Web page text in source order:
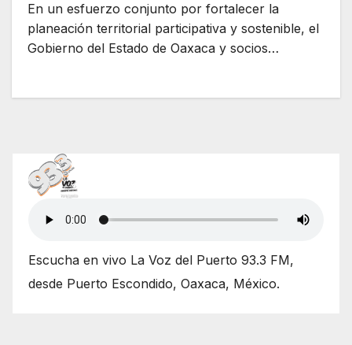
En un esfuerzo conjunto por fortalecer la
planeación territorial participativa y sostenible, el
Gobierno del Estado de Oaxaca y socios…
Escucha en vivo La Voz del Puerto 93.3 FM,
desde Puerto Escondido, Oaxaca, México.